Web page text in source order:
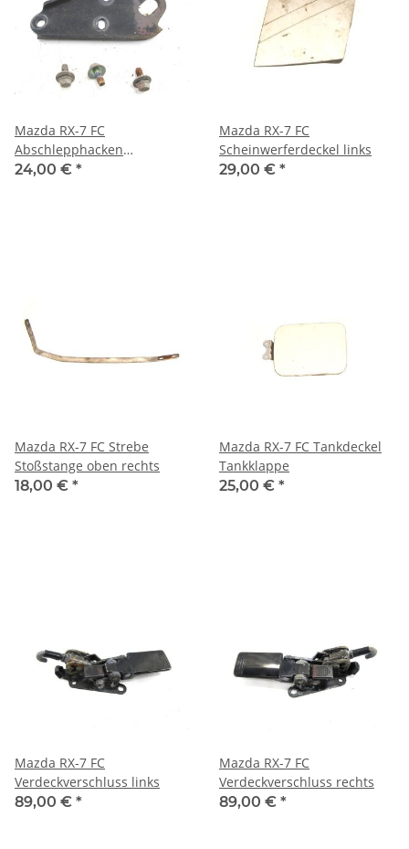
Mazda RX-7 FC
Abschlepphacken
Abschleppöse vorne rechts
24,00 € *
Mazda RX-7 FC
Scheinwerferdeckel links
29,00 € *
Mazda RX-7 FC Strebe
Stoßstange oben rechts
18,00 € *
Mazda RX-7 FC Tankdeckel
Tankklappe
25,00 € *
Mazda RX-7 FC
Verdeckverschluss links
89,00 € *
Mazda RX-7 FC
Verdeckverschluss rechts
89,00 € *